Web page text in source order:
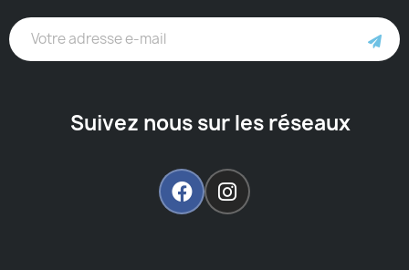
Suivez nous sur les réseaux